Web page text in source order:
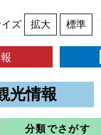
ズ 拡大 標準
光情報
分類でさがす